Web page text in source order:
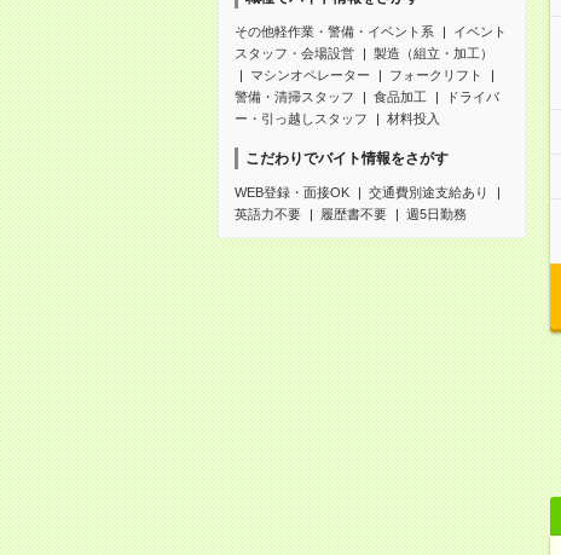
その他軽作業・警備・イベント系
イベント
スタッフ・会場設営
製造（組立・加工）
マシンオペレーター
フォークリフト
警備・清掃スタッフ
食品加工
ドライバ
ー・引っ越しスタッフ
材料投入
こだわりでバイト情報をさがす
WEB登録・面接OK
交通費別途支給あり
英語力不要
履歴書不要 週5日勤務